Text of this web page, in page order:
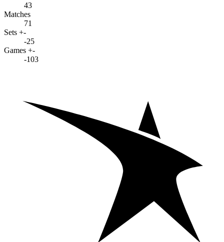
43
Matches
71
Sets +-
-25
Games +-
-103